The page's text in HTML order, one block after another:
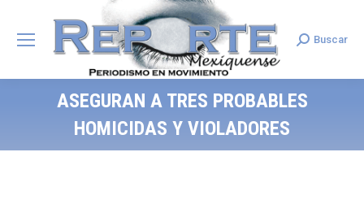
Search:
Buscar
ASEGURAN A TRES PROBABLES
HOMICIDAS Y VIOLADORES